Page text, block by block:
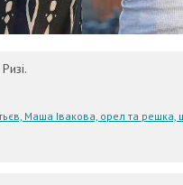
Маша Івакова, орел та решка,